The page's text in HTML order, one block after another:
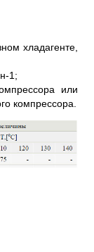
хладагенте,
1;
или
компрессора.